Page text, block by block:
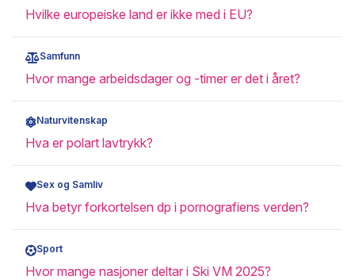
Hvilke europeiske land er ikke med i EU?
Samfunn
Hvor mange arbeidsdager og -timer er det i året?
Naturvitenskap
Hva er polart lavtrykk?
Sex og Samliv
Hva betyr forkortelsen dp i pornografiens verden?
Sport
Hvor mange nasjoner deltar i Ski VM 2025?